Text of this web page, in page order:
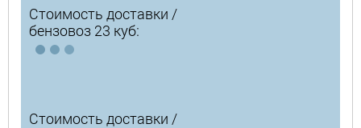
Стоимость доставки /
бензовоз 23 куб:
Стоимость доставки /